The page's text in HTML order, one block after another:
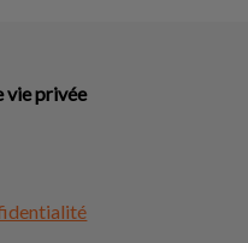
vie privée